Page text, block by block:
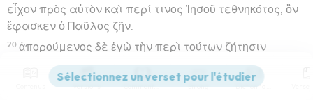
εἶχον πρὸς αὐτὸν καὶ περί τινος Ἰησοῦ τεθνηκότος, ὃν
ἔφασκεν ὁ Παῦλος ζῆν.
20 ἀπορούμενος δὲ ἐγὼ τὴν περὶ τούτων ζήτησιν
ἔλεγον εἰ βούλοιτο πορεύεσθαι εἰς Ἱεροσόλυμα κἀκεῖ
κρίνεσθαι περὶ τούτων.
Versions Commentaires Strong